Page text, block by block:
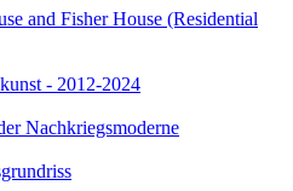
and Fisher House (Residential
- 2012-2024
Nachkriegsmoderne